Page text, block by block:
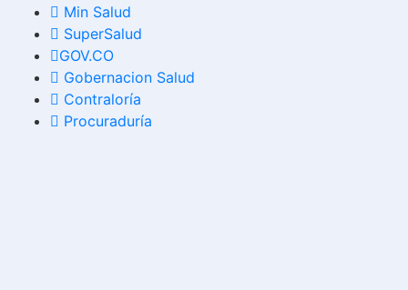
Min Salud
SuperSalud
GOV.CO
Gobernacion Salud
Contraloría
Procuraduría